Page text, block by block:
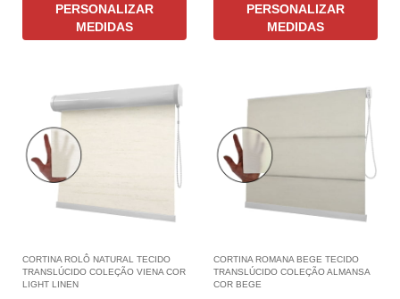
PERSONALIZAR
MEDIDAS
PERSONALIZAR
MEDIDAS
CORTINA ROLÔ NATURAL TECIDO
TRANSLÚCIDO COLEÇÃO VIENA COR
LIGHT LINEN
CORTINA ROMANA BEGE TECIDO
TRANSLÚCIDO COLEÇÃO ALMANSA
COR BEGE